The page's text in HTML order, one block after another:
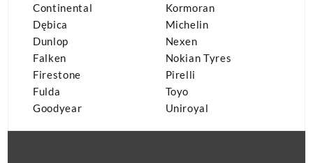
Continental
Dębica
Dunlop
Falken
Firestone
Fulda
Goodyear
Kormoran
Michelin
Nexen
Nokian Tyres
Pirelli
Toyo
Uniroyal